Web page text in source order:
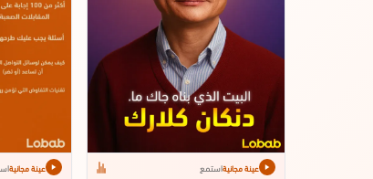
عينة مجانيةاستمع عينة مجانية